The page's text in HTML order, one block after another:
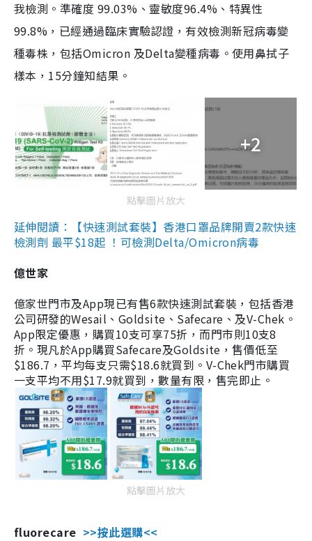
我檢測。準確度 99.03%、靈敏度96.4%、特異性
99.8%，已經通過臨床實驗認證，有效檢測新冠病毒變
種毒株，包括Omicron 及Delta變種病毒。使用鼻拭子
樣本，15分鐘知結果。
+2
點擊圖片放大
延伸閱讀：【快速測試套裝】香港口罩品牌開賣2款快速
檢測劑 最平$18起 ！可檢測Delta/Omicron病毒
億世家
億家世門市及App現已有售6款快速測試套裝，包括香港
公司研發的Wesail、Goldsite、Safecare、及V-Chek。
App限定優惠，購買10支可享75折，而門市則10支8
折。現凡於App購買Safecare及Goldsite，售價低至
$186.7，平均每支只需$18.6就買到。V-Chek門市購買
一支平均不用$17.9就買到，數量有限，售完即止。
點擊圖片放大
fluorecare >>按此選購<<